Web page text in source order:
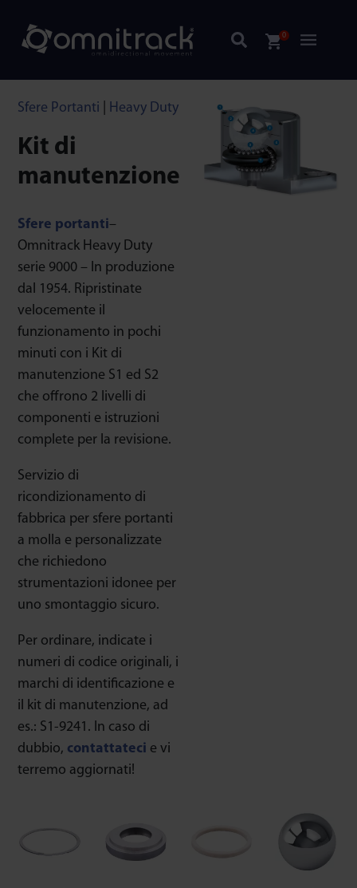
0
Sfere Portanti Heavy Duty
Kit di
manutenzione
Sfere portanti–
Omnitrack Heavy Duty
serie 9000 – In produzione
dal 1954. Ripristinate
velocemente il
funzionamento in pochi
minuti con i Kit di
manutenzione S1 ed S2
che offrono 2 livelli di
componenti e istruzioni
complete per la revisione.
Servizio di
ricondizionamento di
fabbrica per sfere portanti
a molla e personalizzate
che richiedono
strumentazioni idonee per
uno smontaggio sicuro.
Per ordinare, indicate i
numeri di codice originali, i
marchi di identificazione e
il kit di manutenzione, ad
es.: S1-9241. In caso di
dubbio, contattateci e vi
terremo aggiornati!